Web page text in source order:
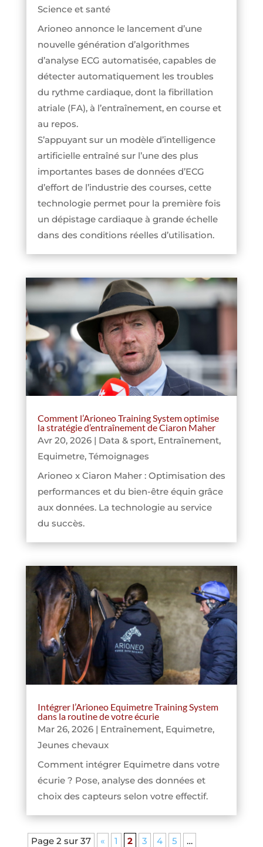
Science et santé
Arioneo annonce le lancement d’une
nouvelle génération d’algorithmes
d’analyse ECG automatisée, capables de
détecter automatiquement les troubles
du rythme cardiaque, dont la fibrillation
atriale (FA), à l’entraînement, en course et
au repos.
S’appuyant sur un modèle d’intelligence
artificielle entraîné sur l’une des plus
importantes bases de données d’ECG
d’effort de l’industrie des courses, cette
technologie permet pour la première fois
un dépistage cardiaque à grande échelle
dans des conditions réelles d’utilisation.
Comment l’Arioneo Training System optimise
la stratégie d’entraînement de Ciaron Maher
Avr 20, 2026| Data & sport, Entraînement,
Equimetre, Témoignages
Arioneo x Ciaron Maher : Optimisation des
performances et du bien-être équin grâce
aux données. La technologie au service
du succès.
Intégrer l’Arioneo Equimetre Training System
dans la routine de votre écurie
Mar 26, 2026| Entraînement, Equimetre,
Jeunes chevaux
Comment intégrer Equimetre dans votre
écurie ? Pose, analyse des données et
choix des capteurs selon votre effectif.
Page 2 sur 37 « 1 2 3 4 5
…